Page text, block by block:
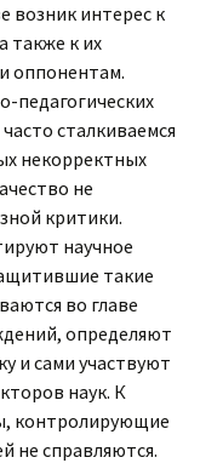
возник интерес к
также к их
оппонентам.
педагогических
сталкиваемся
некорректных
не
критики.
научное
такие
во главе
определяют
и сами участвуют
наук. К
контролирующие
не справляются.